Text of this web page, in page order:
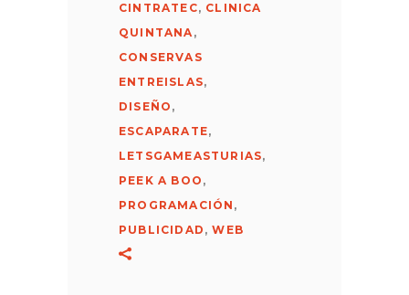
CINTRATEC, CLINICA
QUINTANA,
CONSERVAS
ENTREISLAS,
DISEÑO ,
ESCAPARATE,
LETSGAMEASTURIAS,
PEEK A BOO ,
PROGRAMACIÓN ,
PUBLICIDAD ,WEB